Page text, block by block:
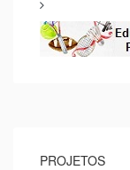
PROJETOS